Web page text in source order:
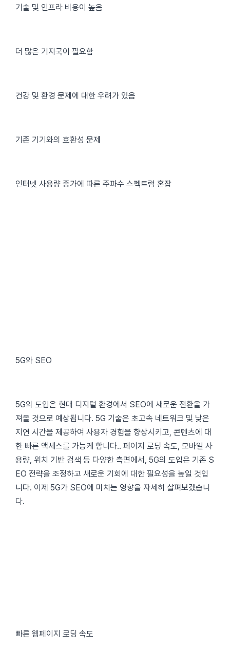
기술 및 인프라 비용이 높음
더 많은 기지국이 필요함
건강 및 환경 문제에 대한 우려가 있음
기존 기기와의 호환성 문제
인터넷 사용량 증가에 따른 주파수 스펙트럼 혼잡
5G와 SEO
5G의 도입은 현대 디지털 환경에서 SEO에 새로운 전환을 가
져올 것으로 예상됩니다. 5G 기술은 초고속 네트워크 및 낮은
지연 시간을 제공하여 사용자 경험을 향상시키고, 콘텐츠에 대
한 빠른 액세스를 가능케 합니다.. 페이지 로딩 속도, 모바일 사
용량, 위치 기반 검색 등 다양한 측면에서, 5G의 도입은 기존 S
EO 전략을 조정하고 새로운 기회에 대한 필요성을 높일 것입
니다. 이제 5G가 SEO에 미치는 영향을 자세히 살펴보겠습니
다.
빠른 웹페이지 로딩 속도